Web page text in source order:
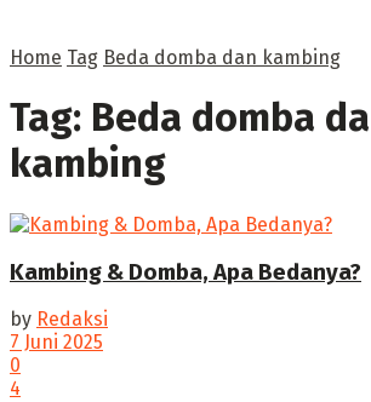
Home Tag Beda domba dan kambing
Tag: Beda domba
kambing
Kambing & Domba, Apa Bedanya?
by Redaksi
7 Juni 2025
0
4